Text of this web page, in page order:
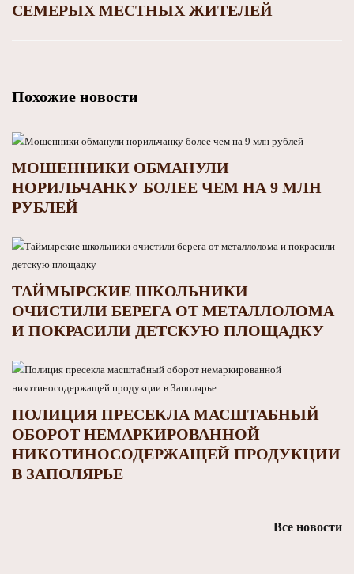
СЕМЕРЫХ МЕСТНЫХ ЖИТЕЛЕЙ
Похожие новости
МОШЕННИКИ ОБМАНУЛИ
НОРИЛЬЧАНКУ БОЛЕЕ ЧЕМ НА 9 МЛН
РУБЛЕЙ
ТАЙМЫРСКИЕ ШКОЛЬНИКИ
ОЧИСТИЛИ БЕРЕГА ОТ МЕТАЛЛОЛОМА
И ПОКРАСИЛИ ДЕТСКУЮ ПЛОЩАДКУ
ПОЛИЦИЯ ПРЕСЕКЛА МАСШТАБНЫЙ
ОБОРОТ НЕМАРКИРОВАННОЙ
НИКОТИНОСОДЕРЖАЩЕЙ ПРОДУКЦИИ
В ЗАПОЛЯРЬЕ
Все новости